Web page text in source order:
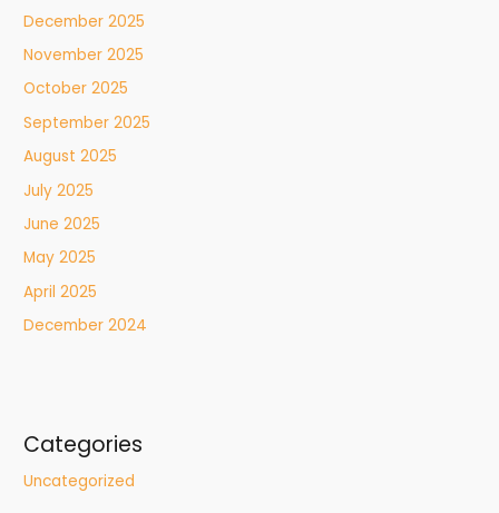
December 2025
November 2025
October 2025
September 2025
August 2025
July 2025
June 2025
May 2025
April 2025
December 2024
Categories
Uncategorized